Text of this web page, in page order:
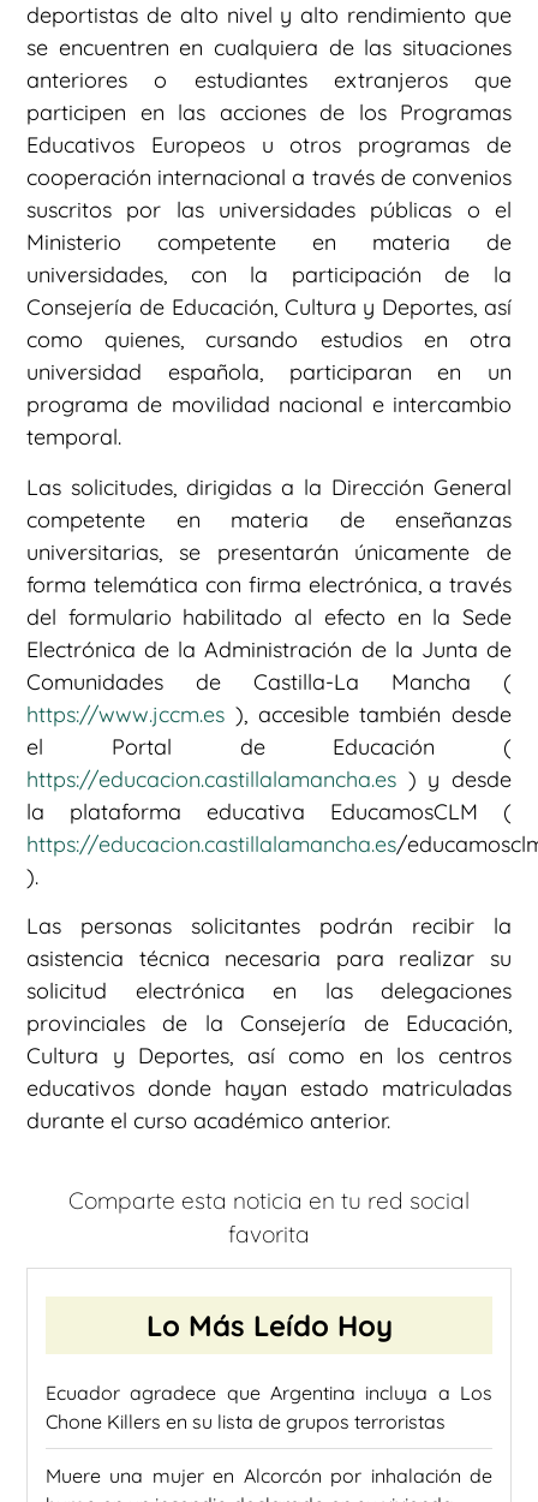
deportistas de alto nivel y alto rendimiento que
se encuentren en cualquiera de las situaciones
anteriores o estudiantes extranjeros que
participen en las acciones de los Programas
Educativos Europeos u otros programas de
cooperación internacional a través de convenios
suscritos por las universidades públicas o el
Ministerio competente en materia de
universidades, con la participación de la
Consejería de Educación, Cultura y Deportes, así
como quienes, cursando estudios en otra
universidad española, participaran en un
programa de movilidad nacional e intercambio
temporal.
Las solicitudes, dirigidas a la Dirección General
competente en materia de enseñanzas
universitarias, se presentarán únicamente de
forma telemática con firma electrónica, a través
del formulario habilitado al efecto en la Sede
Electrónica de la Administración de la Junta de
Comunidades de Castilla-La Mancha (
https://www.jccm.es ), accesible también desde
el Portal de Educación (
https://educacion.castillalamancha.es ) y desde
la plataforma educativa EducamosCLM (
https://educacion.castillalamancha.es/
).
Las personas solicitantes podrán recibir la
asistencia técnica necesaria para realizar su
solicitud electrónica en las delegaciones
provinciales de la Consejería de Educación,
Cultura y Deportes, así como en los centros
educativos donde hayan estado matriculadas
durante el curso académico anterior.
Comparte esta noticia en tu red social
favorita
Lo Más Leído Hoy
Ecuador agradece que Argentina incluya a Los
Chone Killers en su lista de grupos terroristas
Muere una mujer en Alcorcón por inhalación de